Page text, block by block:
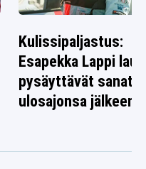
Kulissipaljastus:
Esapekka Lappi
pysäyttävät sanat
ulosajonsa jälkeen